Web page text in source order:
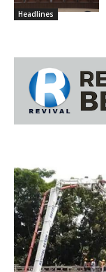
Headlines